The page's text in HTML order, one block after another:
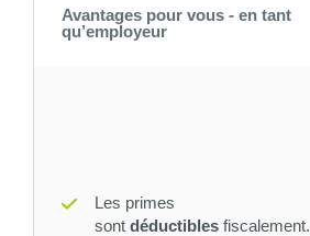
Avantages pour vous - en tant
qu’employeur​
Les primes
sont déductibles fiscalement.